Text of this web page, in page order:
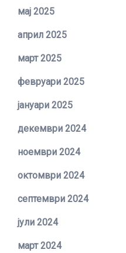
мај 2025
април 2025
март 2025
февруари 2025
јануари 2025
декември 2024
ноември 2024
октомври 2024
септември 2024
јули 2024
март 2024